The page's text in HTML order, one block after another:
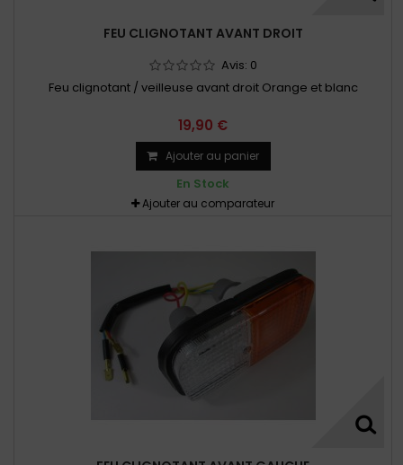
FEU CLIGNOTANT AVANT DROIT
Avis: 0
Feu clignotant / veilleuse avant droit Orange et blanc
19,90 €
Ajouter au panier
En Stock
Ajouter au comparateur